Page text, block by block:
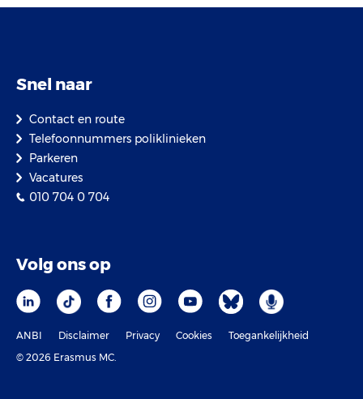
Snel naar
Contact en route
Telefoonnummers poliklinieken
Parkeren
Vacatures
010 704 0 704
Volg ons op
ANBI Disclaimer Privacy Cookies
Toegankelijkheid
© 2026 Erasmus MC.